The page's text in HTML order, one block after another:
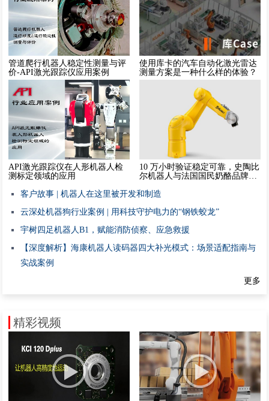
管道爬行机器人稳定性测量与评
价-API激光跟踪仪应用案例
使用库卡的汽车自动化激光雷达
测量方案是一种什么样的体验？
API激光跟踪仪在人形机器人检
测标定领域的应用
10 万小时验证稳定可靠，史陶比
尔机器人与法国国民奶酪品牌并
客户故事 | 机器人在这里被开发和制造
云深处机器狗行业案例 | 用科技守护电力的“钢铁蛟龙”
宇树四足机器人B1，赋能消防侦察、应急救援
【深度解析】海康机器人读码器四大补光模式：场景适配指南与
实战案例
更多
精彩视频